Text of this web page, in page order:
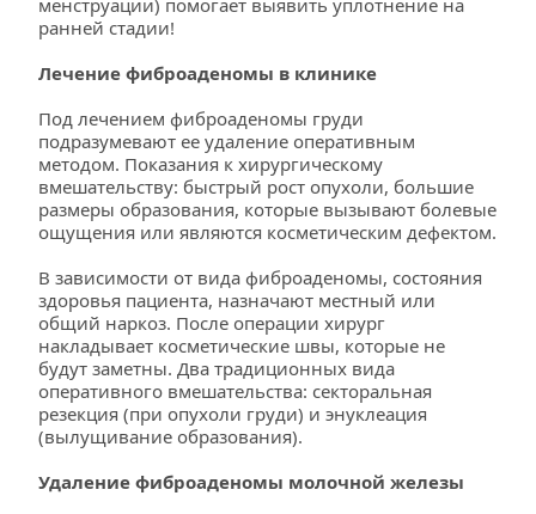
менструации) помогает выявить уплотнение на
ранней стадии!
Лечение фиброаденомы в клинике
Под лечением фиброаденомы груди
подразумевают ее удаление оперативным
методом. Показания к хирургическому
вмешательству: быстрый рост опухоли, большие
размеры образования, которые вызывают болевые
ощущения или являются косметическим дефектом.
В зависимости от вида фиброаденомы, состояния
здоровья пациента, назначают местный или
общий наркоз. После операции хирург
накладывает косметические швы, которые не
будут заметны. Два традиционных вида
оперативного вмешательства: секторальная
резекция (при опухоли груди) и энуклеация
(вылущивание образования).
Удаление фиброаденомы молочной железы